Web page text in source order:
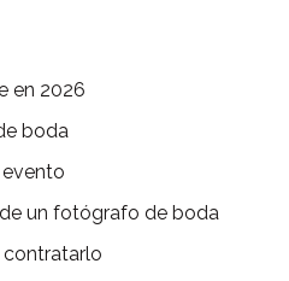
en 2026
boda
un fotógrafo de boda